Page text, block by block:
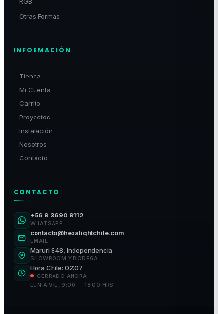
Otras Formas
INFORMACIÓN
Tienda
Mi Cuenta
Carrito
Proyectos
Instalación
Nosotros
Contacto
CONTACTO
+56 9 3690 9112
WHATSAPP
contacto@hexalightchile.com
EMAIL
Maruri 848, Independencia
SHOWROOM Y BODEGA
Hora Chile: 02:07
CERRADO AHORA
LUN A VIE, 9:00 — 18:00 HRS